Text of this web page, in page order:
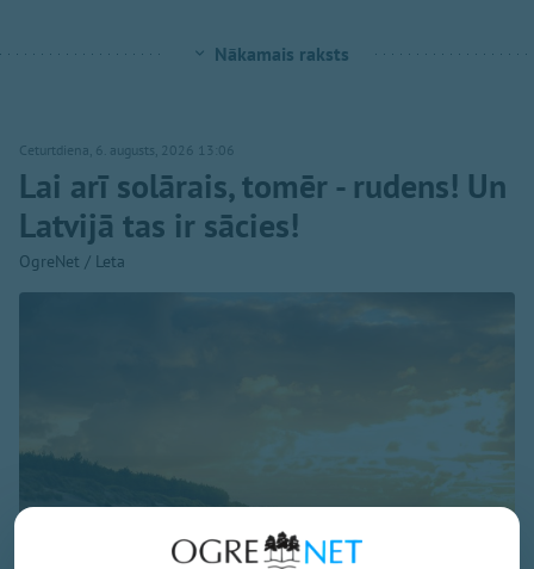
Nākamais raksts
Ceturtdiena, 6. augusts, 2026 13:06
Lai arī solārais, tomēr - rudens! Un
Latvijā tas ir sācies!
OgreNet / Leta